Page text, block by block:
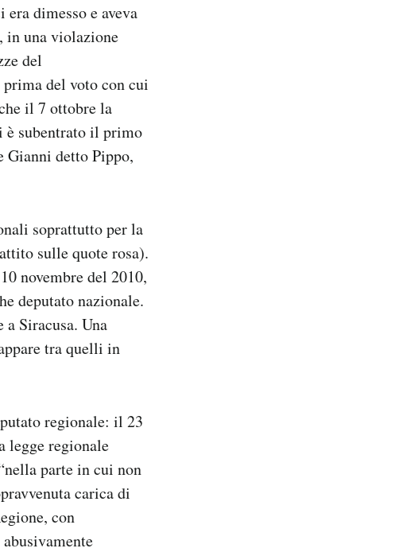
dimesso e aveva
in una violazione
del
prima del voto con cui
il 7 ottobre la
è subentrato il primo
Gianni detto Pippo,
soprattutto per la
sulle quote rosa).
novembre del 2010,
deputato nazionale.
a Siracusa. Una
tra quelli in
regionale: il 23
legge regionale
parte in cui non
carica di
con